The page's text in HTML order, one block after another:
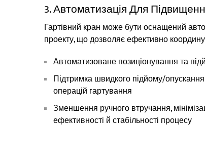
3. Автоматизація Для
Гартівний кран може бути оснащений
проекту, що дозволяє ефективно
Автоматизоване позиціонування та
Підтримка швидкого підйому/
операцій гартування
Зменшення ручного втручання,
ефективності й стабільності процесу